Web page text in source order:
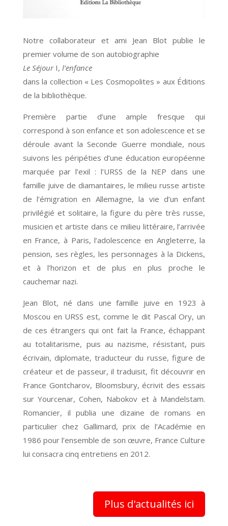
Notre collaborateur et ami Jean Blot publie le
premier volume de son autobiographie
Le SéjourI, l’enfance
dans la collection « Les Cosmopolites » aux Éditions
de la bibliothèque.
Première partie d’une ample fresque qui
correspond à son enfance et son adolescence et se
déroule avant la Seconde Guerre mondiale, nous
suivons les péripéties d’une éducation européenne
marquée par l’exil : l’URSS de la NEP dans une
famille juive de diamantaires, le milieu russe artiste
de l’émigration en Allemagne, la vie d’un enfant
privilégié et solitaire, la figure du père très russe,
musicien et artiste dans ce milieu littéraire, l’arrivée
en France, à Paris, l’adolescence en Angleterre, la
pension, ses règles, les personnages à la Dickens,
et à l’horizon et de plus en plus proche le
cauchemar nazi.
Jean Blot, né dans une famille juive en 1923 à
Moscou en URSS est, comme le dit Pascal Ory, un
de ces étrangers qui ont fait la France, échappant
au totalitarisme, puis au nazisme, résistant, puis
écrivain, diplomate, traducteur du russe, figure de
créateur et de passeur, il traduisit, fit découvrir en
France Gontcharov, Bloomsbury, écrivit des essais
sur Yourcenar, Cohen, Nabokov et à Mandelstam.
Romancier, il publia une dizaine de romans en
particulier chez Gallimard, prix de l’Académie en
1986 pour l’ensemble de son œuvre, France Culture
lui consacra cinq entretiens en 2012.
Plus d'actualités ici